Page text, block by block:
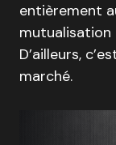
entièrement
mutualisation
D’ailleurs,
marché.